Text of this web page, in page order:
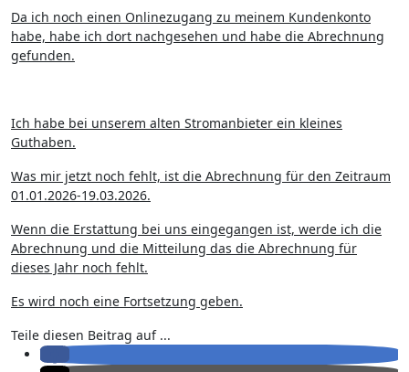
Da ich noch einen Onlinezugang zu meinem Kundenkonto
habe, habe ich dort nachgesehen und habe die Abrechnung
gefunden.
Ich habe bei unserem alten Stromanbieter ein kleines
Guthaben.
Was mir jetzt noch fehlt, ist die Abrechnung für den Zeitraum
01.01.2026-19.03.2026.
Wenn die Erstattung bei uns eingegangen ist, werde ich die
Abrechnung und die Mitteilung das die Abrechnung für
dieses Jahr noch fehlt.
Es wird noch eine Fortsetzung geben.
Teile diesen Beitrag auf ...